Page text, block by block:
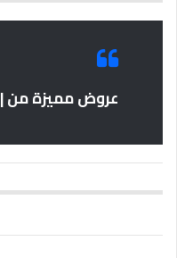
عروض مميزة من |